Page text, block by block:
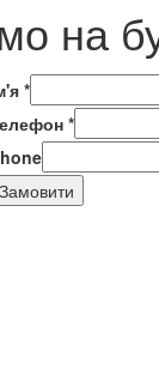
на
*
*
Замовити